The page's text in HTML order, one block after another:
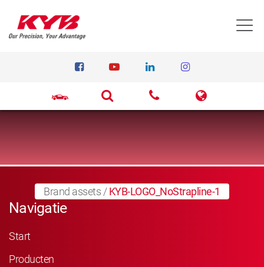
Brand assets /KYB-LOGO_NoStrapline-1
Navigatie
Start
Producten